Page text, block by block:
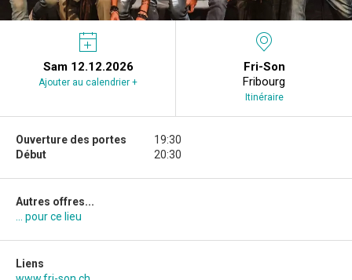
Sam 12.12.2026
Ajouter au calendrier +
Fri-Son
Fribourg
Itinéraire
Ouverture des portes
Début
19:30
20:30
Autres offres...
... pour ce lieu
Liens